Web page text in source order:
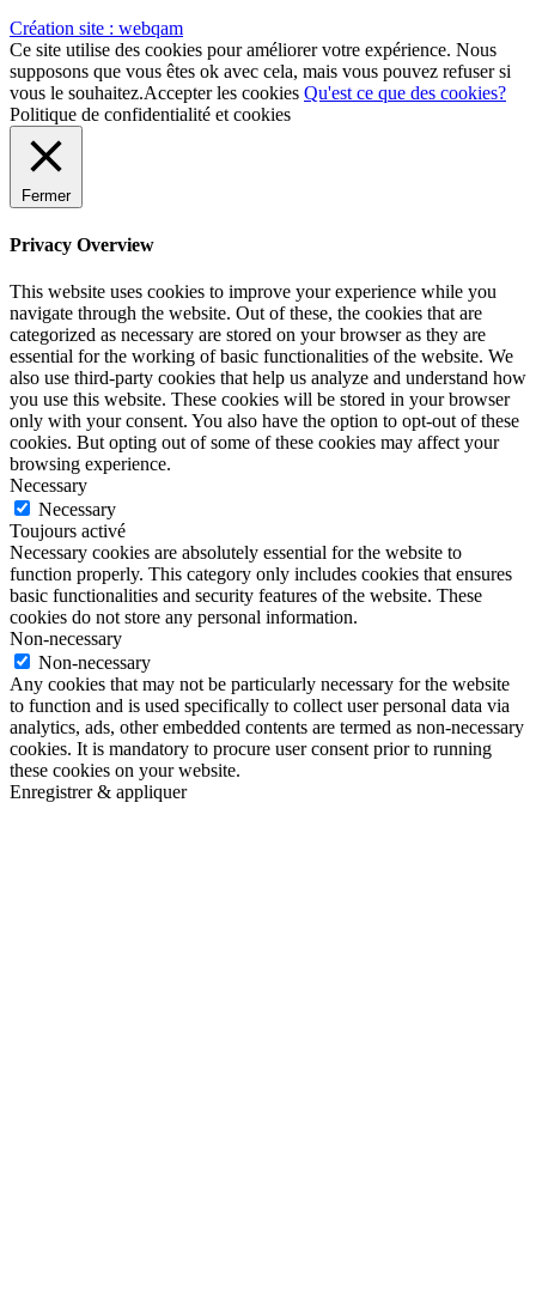
Création site : webqam
Ce site utilise des cookies pour améliorer votre expérience. Nous
supposons que vous êtes ok avec cela, mais vous pouvez refuser si
vous le souhaitez.Accepter les cookies Qu'est ce que des cookies?
Politique de confidentialité et cookies
Fermer
Privacy Overview
This website uses cookies to improve your experience while you
navigate through the website. Out of these, the cookies that are
categorized as necessary are stored on your browser as they are
essential for the working of basic functionalities of the website. We
also use third-party cookies that help us analyze and understand how
you use this website. These cookies will be stored in your browser
only with your consent. You also have the option to opt-out of these
cookies. But opting out of some of these cookies may affect your
browsing experience.
Necessary
Necessary
Toujours activé
Necessary cookies are absolutely essential for the website to
function properly. This category only includes cookies that ensures
basic functionalities and security features of the website. These
cookies do not store any personal information.
Non-necessary
Non-necessary
Any cookies that may not be particularly necessary for the website
to function and is used specifically to collect user personal data via
analytics, ads, other embedded contents are termed as non-necessary
cookies. It is mandatory to procure user consent prior to running
these cookies on your website.
Enregistrer & appliquer